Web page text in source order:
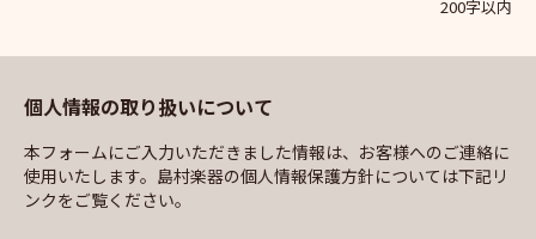
200字以内
個人情報の取り扱いについて
本フォームにご入力いただきました情報は、お客様へのご連絡に
使用いたします。島村楽器の個人情報保護方針については下記リ
ンクをご覧ください。